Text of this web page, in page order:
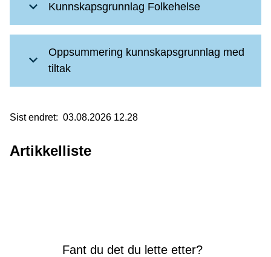
Kunnskapsgrunnlag Folkehelse
Oppsummering kunnskapsgrunnlag med
tiltak
Sist endret 03.08.2026 12.28
Artikkelliste
Fant du det du lette etter?